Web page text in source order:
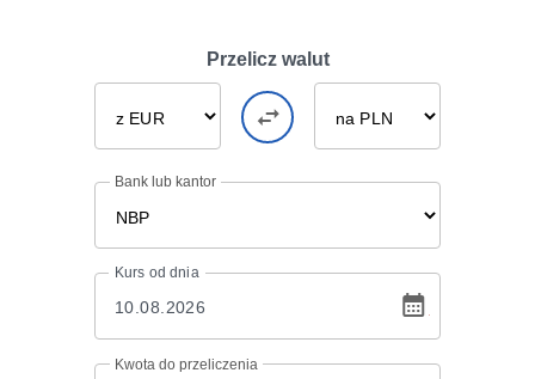
Przelicz walut
Bank lub kantor
Kurs od dnia
Kwota do przeliczenia